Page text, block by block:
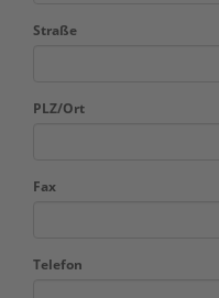
Straße
PLZ/Ort
Fax
Telefon